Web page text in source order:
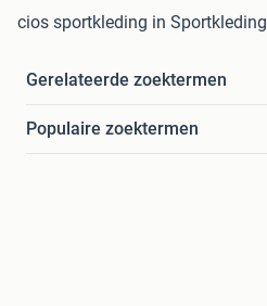
cios sportkleding in Sportkleding
Gerelateerde zoektermen
Populaire zoektermen